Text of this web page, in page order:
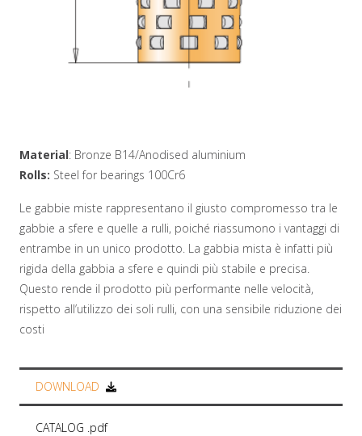
Material: Bronze B14/Anodised aluminium
Rolls: Steel for bearings 100Cr6
Le gabbie miste rappresentano il giusto compromesso tra le
gabbie a sfere e quelle a rulli, poiché riassumono i vantaggi di
entrambe in un unico prodotto. La gabbia mista è infatti più
rigida della gabbia a sfere e quindi più stabile e precisa.
Questo rende il prodotto più performante nelle velocità,
rispetto all’utilizzo dei soli rulli, con una sensibile riduzione dei
costi
DOWNLOAD
CATALOG .pdf